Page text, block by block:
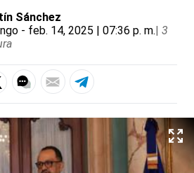
Sánchez
- feb. 14, 2025 | 07:36 p. m.| 3